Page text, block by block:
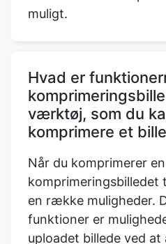
Hvad er
komprimere et
Når du komprimerer
komprimeringsbilledet
en række muligheder.
funktioner er
uploadet billede ved
dimensioner, såsom
andre attributter.